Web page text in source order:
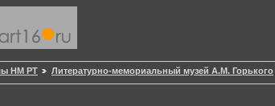
НМ РТ Литературно-мемориальный музей А.М. Горького